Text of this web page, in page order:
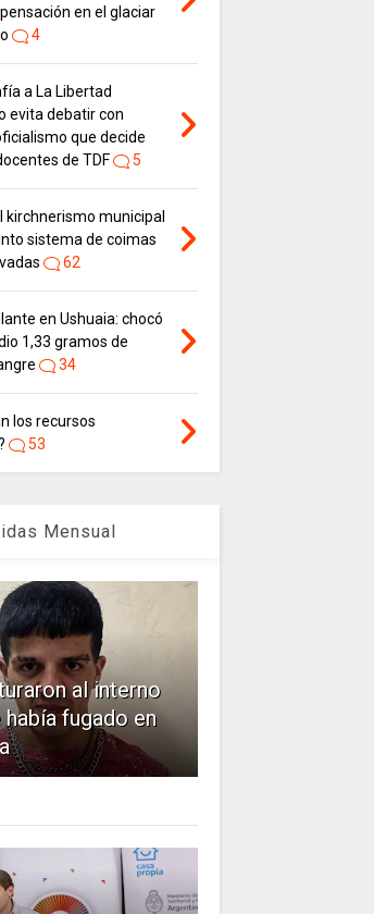
en el glaciar
4
a La Libertad
evita debatir con
que decide
de TDF
5
kirchnerismo municipal
sistema de coimas
62
en Ushuaia: chocó
1,33 gramos de
34
los recursos
53
Mensual
al interno
había fugado en